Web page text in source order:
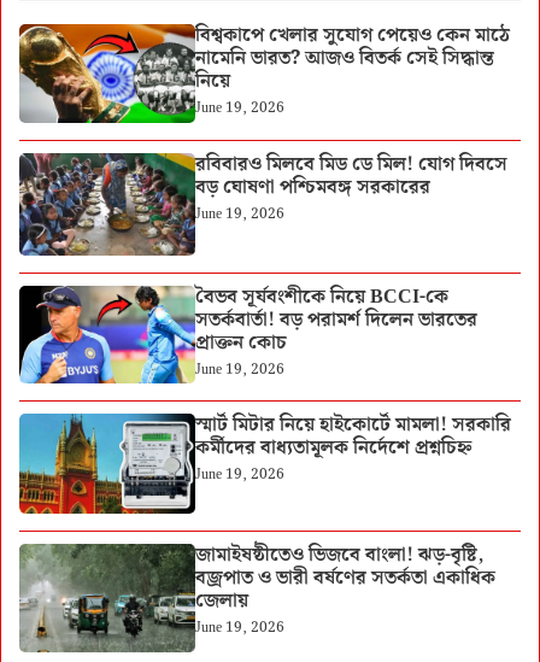
বিশ্বকাপে খেলার সুযোগ পেয়েও কেন মাঠে
নামেনি ভারত? আজও বিতর্ক সেই সিদ্ধান্ত
নিয়ে
June 19, 2026
রবিবারও মিলবে মিড ডে মিল! যোগ দিবসে
বড় ঘোষণা পশ্চিমবঙ্গ সরকারের
June 19, 2026
বৈভব সূর্যবংশীকে নিয়ে BCCI-কে
সতর্কবার্তা! বড় পরামর্শ দিলেন ভারতের
প্রাক্তন কোচ
June 19, 2026
স্মার্ট মিটার নিয়ে হাইকোর্টে মামলা! সরকারি
কর্মীদের বাধ্যতামূলক নির্দেশে প্রশ্নচিহ্ন
June 19, 2026
জামাইষষ্ঠীতেও ভিজবে বাংলা! ঝড়-বৃষ্টি,
বজ্রপাত ও ভারী বর্ষণের সতর্কতা একাধিক
জেলায়
June 19, 2026